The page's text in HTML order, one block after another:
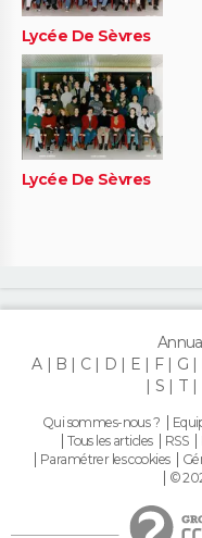
Lycée De Sèvres
Lycée De Sèvres
A
B C D E F G
S
T
Qui sommes-nous ?
Tous les articles
RSS
Paramétrer les cookies
©